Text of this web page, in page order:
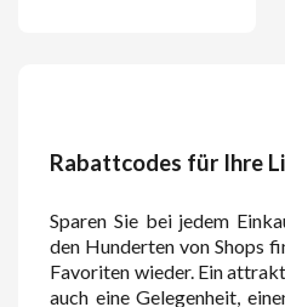
Rabattcodes für Ihre
Sparen Sie bei jedem
den Hunderten von Shops
Favoriten wieder. Ein
auch eine Gelegenheit,